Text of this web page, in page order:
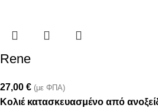
Rene
27,00 € (με ΦΠΑ)
Κολιέ κατασκευασμένο από